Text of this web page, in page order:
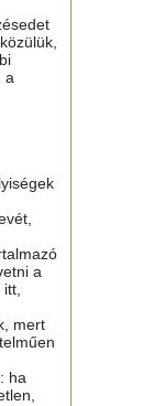
a
a
mert
ha